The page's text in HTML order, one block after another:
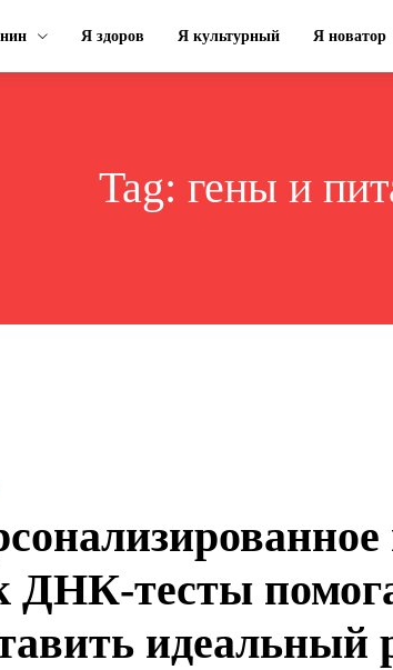
Я здоров Я культурный Я новатор
Tag: гены и
ДНК-тесты
идеальный